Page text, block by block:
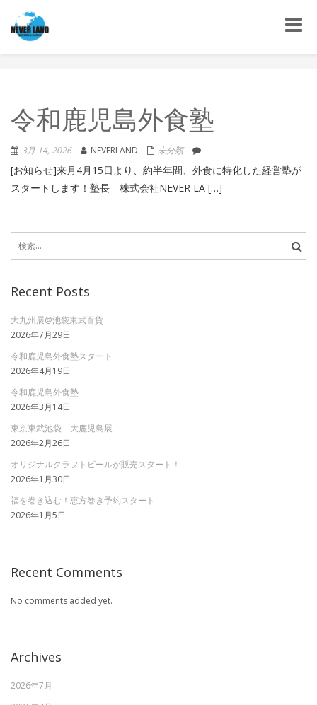
Toggle
令和鹿児島外食塾
3月 14, 2026 NEVERLAND 未分類
[お知らせ]来月4月15日より、約半年間、外食に特化した経営塾が
スタートします！塾長 株式会社NEVER LA […]
Recent Posts
大九州展@池袋東武百貨
2026年7月29日
令和鹿児島外食塾スタート
2026年4月19日
令和鹿児島外食塾
2026年3月14日
東京東武池袋 大鹿児島展
2026年2月26日
オリジナルクラフトビールが販売スタート！
2026年1月30日
福を巻き込む！恵方巻き予約スタート
2026年1月5日
Recent Comments
No comments added yet.
Archives
2026年7月